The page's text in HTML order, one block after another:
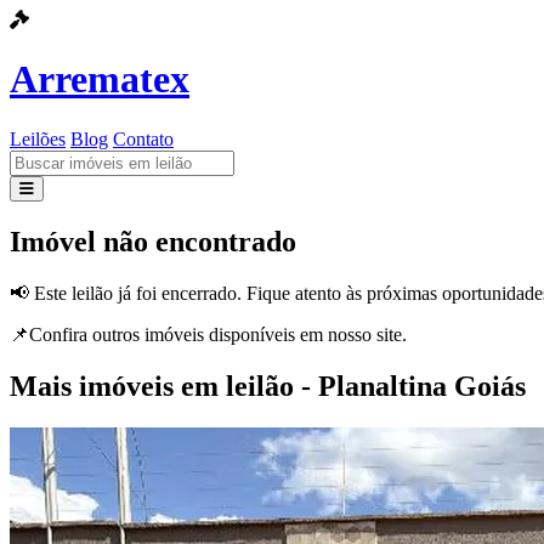
Arrematex
Leilões Blog Contato
Leilões
Contato
Imóvel não encontrado
📢 Este leilão já foi encerrado. Fique atento às próximas
📌Confira outros imóveis disponíveis em nosso site.
Mais imóveis em leilão - Planaltina Goiás